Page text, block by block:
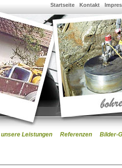
Kontakt
Startseite
unsere Leistungen Referenzen Bilder-